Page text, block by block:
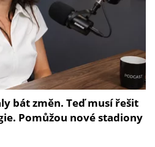
bát změn. Teď musí řešit
Pomůžou nové stadiony